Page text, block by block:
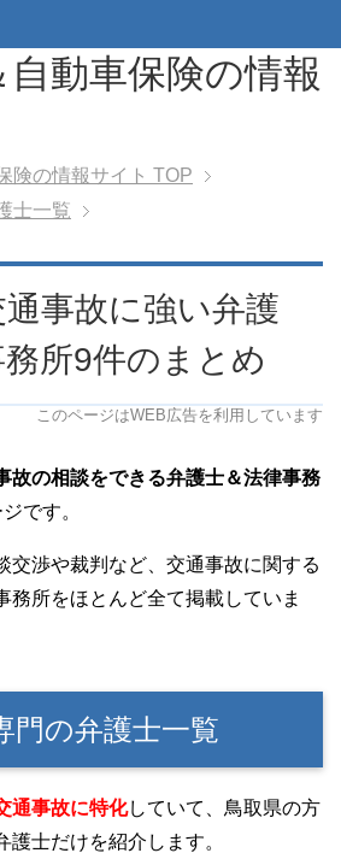
動車保険の情報
険の情報サイト TOP
士一覧
事故に強い弁護
所9件のまとめ
このページはWEB広告を利用しています
故の相談をできる弁護士＆法律事務
です。
交渉や裁判など、交通事故に関する
務所をほとんど全て掲載していま
門の弁護士一覧
通事故に特化していて、鳥取県の方
護士だけを紹介します。